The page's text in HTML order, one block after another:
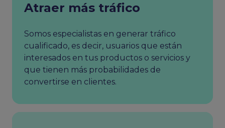
Atraer más tráfico
Somos especialistas en generar tráfico
cualificado, es decir, usuarios que están
interesados en tus productos o servicios y
que tienen más probabilidades de
convertirse en clientes.